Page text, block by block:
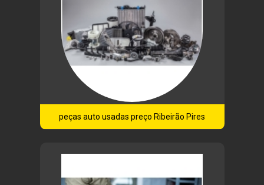
peças auto usadas preço Ribeirão Pires